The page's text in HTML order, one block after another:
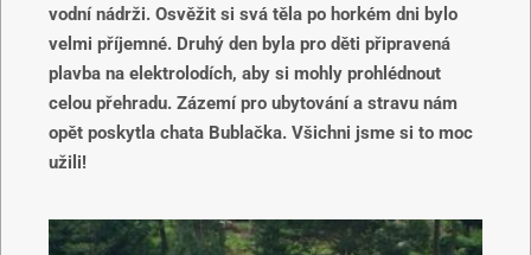
vodní nádrži. Osvěžit si svá těla po horkém dni bylo
velmi příjemné. Druhý den byla pro děti připravená
plavba na elektrolodích, aby si mohly prohlédnout
celou přehradu. Zázemí pro ubytování a stravu nám
opět poskytla chata Bublačka. Všichni jsme si to moc
užili!